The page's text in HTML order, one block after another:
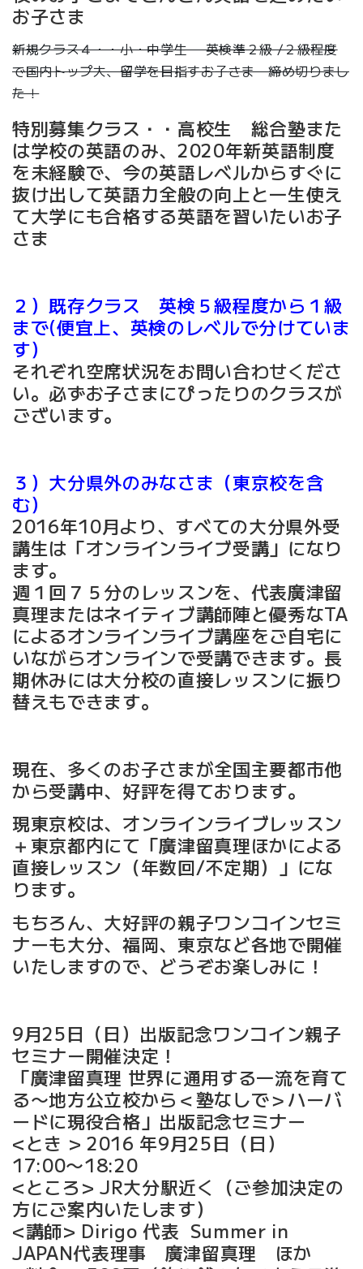
お子さま
新規クラス４・・小・中学生 英検準２級 /２級程度
で国内トップ大、留学を目指すお子さま 締め切りまし
た！
特別募集クラス・・高校生 総合塾また
は学校の英語のみ、2020年新英語制度
を未経験で、今の英語レベルからすぐに
抜け出して英語力全般の向上と一生使え
て大学にも合格する英語を習いたいお子
さま
２）既存クラス 英検５級程度から１級
まで(便宜上、英検のレベルで分けていま
す）
それぞれ空席状況をお問い合わせくださ
い。必ずお子さまにぴったりのクラスが
ございます。
３）大分県外のみなさま（東京校を含
む）
2016年10月より、すべての大分県外受
講生は「オンラインライブ受講」になり
ます。
週１回７５分のレッスンを、代表廣津留
真理またはネイティブ講師陣と優秀なTA
によるオンラインライブ講座をご自宅に
いながらオンラインで受講できます。長
期休みには大分校の直接レッスンに振り
替えもできます。
現在、多くのお子さまが全国主要都市他
から受講中、好評を得ております。
現東京校は、オンラインライブレッスン
＋東京都内にて「廣津留真理ほかによる
直接レッスン（年数回/不定期）」にな
ります。
もちろん、大好評の親子ワンコインセミ
ナーも大分、福岡、東京など各地で開催
いたしますので、どうぞお楽しみに！
9月25日（日）出版記念ワンコイン親子
セミナー開催決定！
「廣津留真理 世界に通用する一流を育て
る〜地方公立校から＜塾なしで＞ハーバ
ードに現役合格」出版記念セミナー
<とき > 2016 年9月25日（日）
17:00〜18:20
<ところ> JR大分駅近く（ご参加決定の
方にご案内いたします）
<講師> Dirigo 代表 Summer in
JAPAN代表理事 廣津留真理 ほか